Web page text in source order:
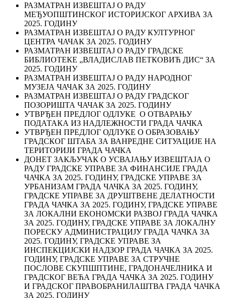
РАЗМАТРАН ИЗВЕШТАЈ О РАДУ
МЕЂУОПШТИНСКОГ ИСТОРИЈСКОГ АРХИВА ЗА
2025. ГОДИНУ
РАЗМАТРАН ИЗВЕШТАЈ О РАДУ КУЛТУРНОГ
ЦЕНТРА ЧАЧАК ЗА 2025. ГОДИНУ
РАЗМАТРАН ИЗВЕШТАЈ О РАДУ ГРАДСКЕ
БИБЛИОТЕКЕ „ВЛАДИСЛАВ ПЕТКОВИЋ ДИС“ ЗА
2025. ГОДИНУ
РАЗМАТРАН ИЗВЕШТАЈ О РАДУ НАРОДНОГ
МУЗЕЈА ЧАЧАК ЗА 2025. ГОДИНУ
РАЗМАТРАН ИЗВЕШТАЈ О РАДУ ГРАДСКОГ
ПОЗОРИШТА ЧАЧАК ЗА 2025. ГОДИНУ
УТВРЂЕН ПРЕДЛОГ ОДЛУКЕ О ОТВАРАЊУ
ПОДАТАКА ИЗ НАДЛЕЖНОСТИ ГРАДА ЧАЧКА
УТВРЂЕН ПРЕДЛОГ ОДЛУКЕ О ОБРАЗОВАЊУ
ГРАДСКОГ ШТАБА ЗА ВАНРЕДНЕ СИТУАЦИЈЕ НА
ТЕРИТОРИЈИ ГРАДА ЧАЧКА
ДОНЕТ ЗАКЉУЧАК О УСВАЈАЊУ ИЗВЕШТАЈА О
РАДУ ГРАДСКЕ УПРАВЕ ЗА ФИНАНСИЈЕ ГРАДА
ЧАЧКА ЗА 2025. ГОДИНУ, ГРАДСКЕ УПРАВЕ ЗА
УРБАНИЗАМ ГРАДА ЧАЧКА ЗА 2025. ГОДИНУ,
ГРАДСКЕ УПРАВЕ ЗА ДРУШТВЕНЕ ДЕЛАТНОСТИ
ГРАДА ЧАЧКА ЗА 2025. ГОДИНУ, ГРАДСКЕ УПРАВЕ
ЗА ЛОКАЛНИ ЕКОНОМСКИ РАЗВОЈ ГРАДА ЧАЧКА
ЗА 2025. ГОДИНУ, ГРАДСКЕ УПРАВЕ ЗА ЛОКАЛНУ
ПОРЕСКУ АДМИНИСТРАЦИЈУ ГРАДА ЧАЧКА ЗА
2025. ГОДИНУ, ГРАДСКЕ УПРАВЕ ЗА
ИНСПЕКЦИЈСКИ НАДЗОР ГРАДА ЧАЧКА ЗА 2025.
ГОДИНУ, ГРАДСКЕ УПРАВЕ ЗА СТРУЧНЕ
ПОСЛОВЕ СКУПШПТИНЕ, ГРАДОНАЧЕЛНИКА И
ГРАДСКОГ ВЕЋА ГРАДА ЧАЧКА ЗА 2025. ГОДИНУ
И ГРАДСКОГ ПРАВОБРАНИЛАШТВА ГРАДА ЧАЧКА
ЗА 2025. ГОДИНУ